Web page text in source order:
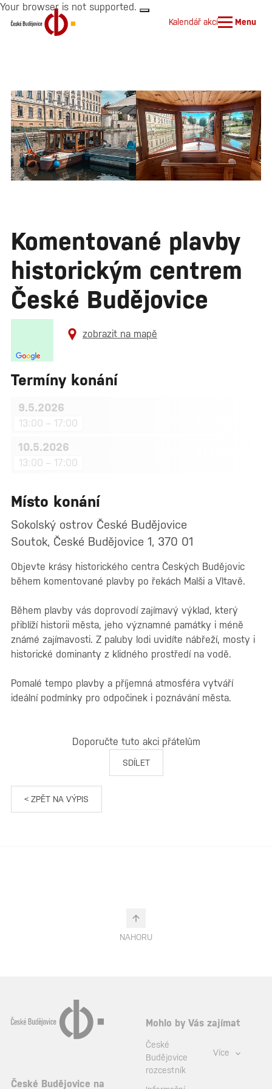
Your browser is not supported.
Kalendář akcí Menu
Komentované plavby
historickým centrem
České Budějovice
zobrazit na mapě
Termíny konání
9.5.2026
13:00 – 17:00
10.5.2026
13:00 – 17:00
Místo konání
Sokolský ostrov České Budějovice
Soutok, České Budějovice 1, 370 01
Objevte krásy historického centra Českých Budějovic
během komentované plavby po řekách Malši a Vltavě.
Během plavby vás doprovodí zajímavý výklad, který
přiblíží historii města, jeho významné památky i méně
známé zajímavosti. Z paluby lodi uvidíte nábřeží, mosty i
historické dominanty z klidného prostředí na vodě.
Pomalé tempo plavby a příjemná atmosféra vytváří
ideální podmínky pro odpočinek i poznávání města.
Doporučte tuto akci přátelům
SDÍLET
< ZPĚT NA VÝPIS
NAHORU
České Budějovice na
Mohlo by Vás zajímat
České
Budějovice
rozcestník
Více